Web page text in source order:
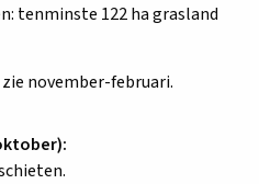
tenminste 122 ha grasland
november-februari.